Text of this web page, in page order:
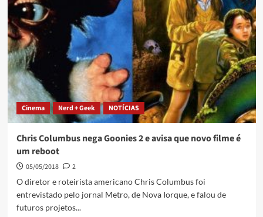
Cinema Nerd + Geek NOTÍCIAS
Chris Columbus nega Goonies 2 e avisa que novo filme é
um reboot
05/05/2018
2
O diretor e roteirista americano Chris Columbus foi
entrevistado pelo jornal Metro, de Nova Iorque, e falou de
futuros projetos...